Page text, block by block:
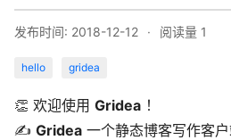
发布时间: 2018-12-12 · 阅读量 1
hello gridea
👏 欢迎使用 Gridea ！
✍️ Gridea 一个静态博客写作客